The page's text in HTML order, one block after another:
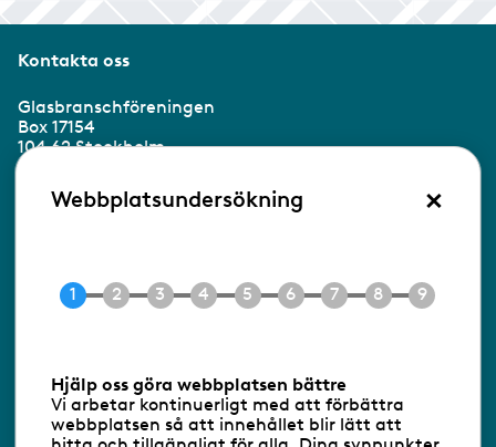
Kontakta oss
Glasbranschföreningen
Box 17154
104 62 Stockholm
Besöksadress:
Ringvägen 100
E-post info@gbf.se
Följ oss via RSS
Webbplatsundersökning ×
Hjälp oss göra webbplatsen bättre
Vi arbetar kontinuerligt med att förbättra
webbplatsen så att innehållet blir lätt att